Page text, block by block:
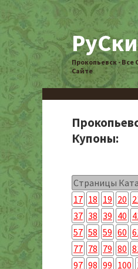
Прокопьевск -
Сайте
Купоны:
Страницы
17 18 19 20
37 38 39 40
57 58 59 60
77 78 79 80
97 98 99 100